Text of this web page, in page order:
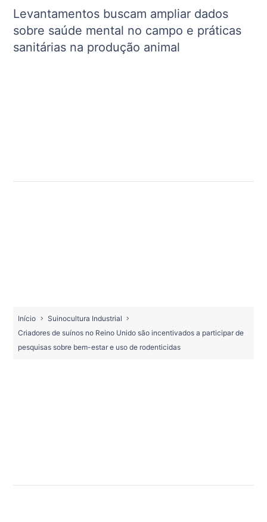
Levantamentos buscam ampliar dados
sobre saúde mental no campo e práticas
sanitárias na produção animal
Início
Suinocultura Industrial
Criadores de suínos no Reino Unido são incentivados a participar de
pesquisas sobre bem-estar e uso de rodenticidas